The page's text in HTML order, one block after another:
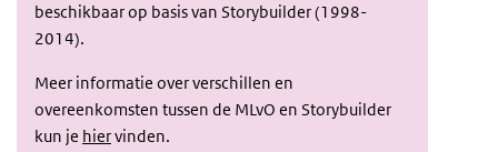
beschikbaar op basis van Storybuilder (1998-
2014).
Meer informatie over verschillen en
overeenkomsten tussen de MLvO en Storybuilder
kun je hiervinden.